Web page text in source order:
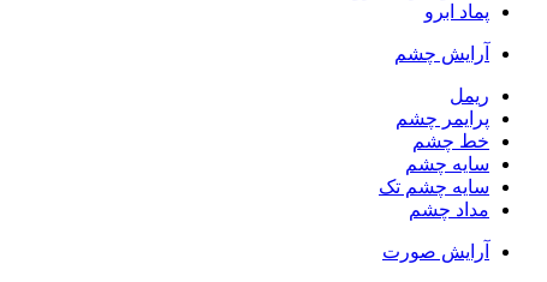
پماد ابرو
آرایش چشم
ریمل
پرایمر چشم
خط چشم
سایه چشم
سایه چشم تک
مداد چشم
آرایش صورت